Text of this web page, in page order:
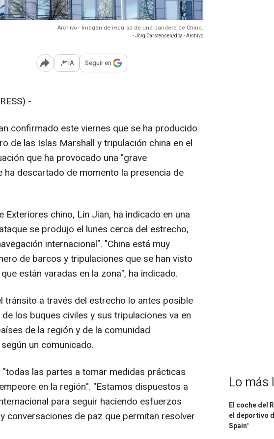
Archivo - Imagen de recurso de una bandera de China.
- Jörg Carstensen/dpa - Archivo
Abrir opciones para compartir
IA Seguir en
-
confirmado este viernes que se ha producido
de las Islas Marshall y tripulación china en el
que ha provocado una "grave
ha descartado de momento la presencia de
chino, Lin Jian, ha indicado en una
se produjo el lunes cerca del estrecho,
internacional". "China está muy
de barcos y tripulaciones que se han visto
están varadas en la zona", ha indicado.
tránsito a través del estrecho lo antes posible
los buques civiles y sus tripulaciones va en
de la región y de la comunidad
un comunicado.
las partes a tomar medidas prácticas
en la región". "Estamos dispuestos a
para seguir haciendo esfuerzos
conversaciones de paz que permitan resolver
Lo más
El coche del
el deportivo
Spain'